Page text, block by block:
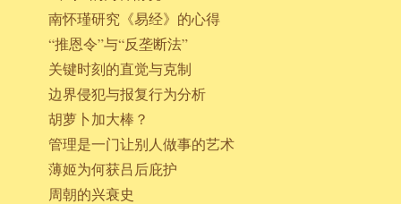
南怀瑾研究《易经》的心得
“推恩令”与“反垄断法”
关键时刻的直觉与克制
边界侵犯与报复行为分析
胡萝卜加大棒？
管理是一门让别人做事的艺术
薄姬为何获吕后庇护
周朝的兴衰史